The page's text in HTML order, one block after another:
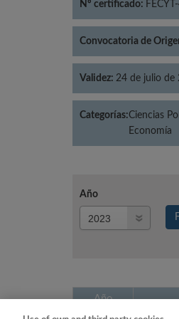
Nº certificado:
Convocatoria de
Validez: 24 de julio de
Categorías:Ciencias
Economía
Año
Año